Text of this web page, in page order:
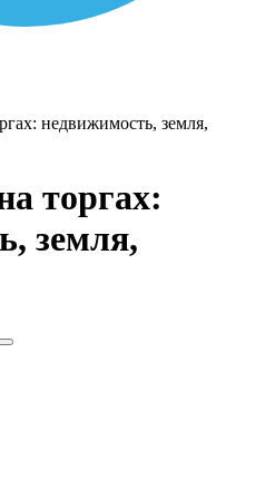
недвижимость, земля,
торгах:
земля,